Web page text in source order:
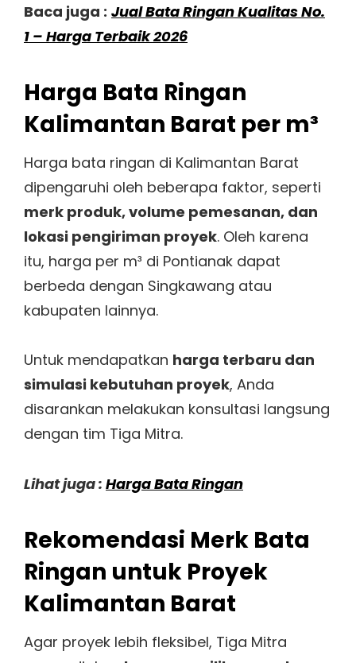
Baca juga : Jual Bata Ringan Kualitas No.
1 – Harga Terbaik 2026
Harga Bata Ringan
Kalimantan Barat per m³
Harga bata ringan di Kalimantan Barat
dipengaruhi oleh beberapa faktor, seperti
merk produk, volume pemesanan, dan
lokasi pengiriman proyek. Oleh karena
itu, harga per m³ di Pontianak dapat
berbeda dengan Singkawang atau
kabupaten lainnya.
Untuk mendapatkan harga terbaru dan
simulasi kebutuhan proyek, Anda
disarankan melakukan konsultasi langsung
dengan tim Tiga Mitra.
Lihat juga : Harga Bata Ringan
Rekomendasi Merk Bata
Ringan untuk Proyek
Kalimantan Barat
Agar proyek lebih fleksibel, Tiga Mitra